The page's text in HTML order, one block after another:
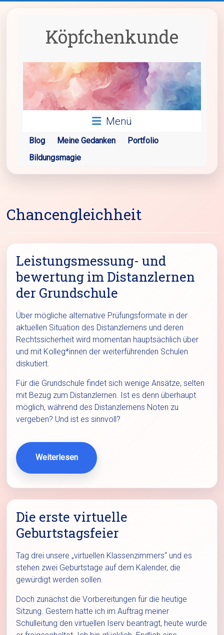
Köpfchenkunde
Menü
Blog Meine Gedanken
Portfolio
Bildungsmagie
Chancengleichheit
Leistungsmessung- und
bewertung im Distanzlernen
der Grundschule
Über mögliche alternative Prüfungsformate in der
aktuellen Situation des Distanzlernens und deren
Rechtssicherheit wird momentan hauptsächlich über
und mit Kolleg*innen der weiterführenden Schulen
diskutiert.
Für die Grundschule findet sich wenige Ansätze, selten
mit Bezug zum Distanzlernen. Ist es denn überhaupt
möglich, während des Distanzlernens Noten zu
vergeben? Und ist es sinnvoll?
Weiterlesen
Die erste virtuelle
Geburtstagsfeier
Tag drei unsere „virtuellen Klassenzimmers“ und es
stehen zwei Geburtstage auf dem Kalender, die
gewürdigt werden sollen.
Doch zunächst die Vorbereitungen für die heutige
Sitzung. Gestern hatte ich im Auftrag meiner
Schulleitung den virtuellen Iserv beantragt, heute wurde